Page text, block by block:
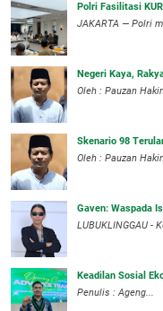
Polri Fasilitasi
JAKARTA — Polri
Negeri Kaya,
Oleh : Pauzan
Skenario 98
Oleh : Pauzan
Gaven: Waspada
LUBUKLINGGAU -
Keadilan Sosial
Penulis : Ageng...